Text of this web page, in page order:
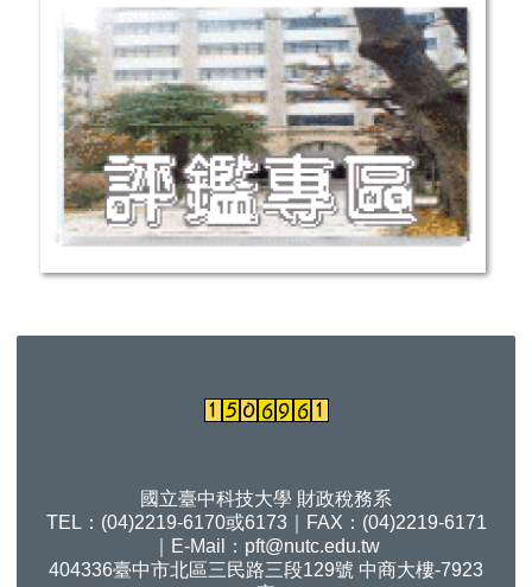
國立臺中科技大學 財政稅務系
TEL：(04)2219-6170或6173｜FAX：(04)2219-6171
｜E-Mail： pft@nutc.edu.tw
404336臺中市北區三民路三段129號 中商大樓-7923